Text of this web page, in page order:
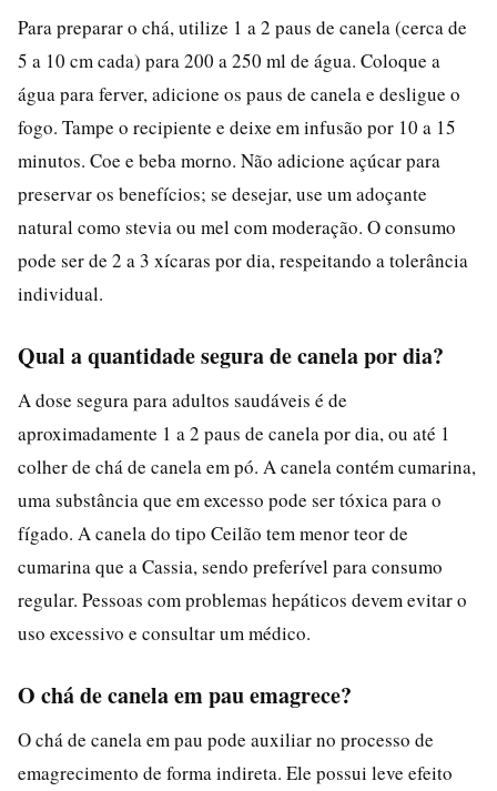
Para preparar o chá, utilize 1 a 2 paus de canela (cerca de
5 a 10 cm cada) para 200 a 250 ml de água. Coloque a
água para ferver, adicione os paus de canela e desligue o
fogo. Tampe o recipiente e deixe em infusão por 10 a 15
minutos. Coe e beba morno. Não adicione açúcar para
preservar os benefícios; se desejar, use um adoçante
natural como stevia ou mel com moderação. O consumo
pode ser de 2 a 3 xícaras por dia, respeitando a tolerância
individual.
Qual a quantidade segura de canela por dia?
A dose segura para adultos saudáveis é de
aproximadamente 1 a 2 paus de canela por dia, ou até 1
colher de chá de canela em pó. A canela contém cumarina,
uma substância que em excesso pode ser tóxica para o
fígado. A canela do tipo Ceilão tem menor teor de
cumarina que a Cassia, sendo preferível para consumo
regular. Pessoas com problemas hepáticos devem evitar o
uso excessivo e consultar um médico.
O chá de canela em pau emagrece?
O chá de canela em pau pode auxiliar no processo de
emagrecimento de forma indireta. Ele possui leve efeito